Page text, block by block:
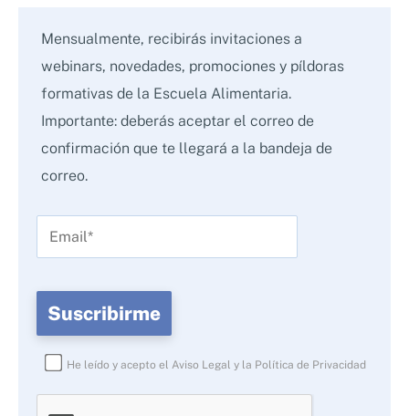
Mensualmente, recibirás invitaciones a
webinars, novedades, promociones y píldoras
formativas de la Escuela Alimentaria.
Importante: deberás aceptar el correo de
confirmación que te llegará a la bandeja de
correo.
He leído y acepto el Aviso Legal y la Política de Privacidad